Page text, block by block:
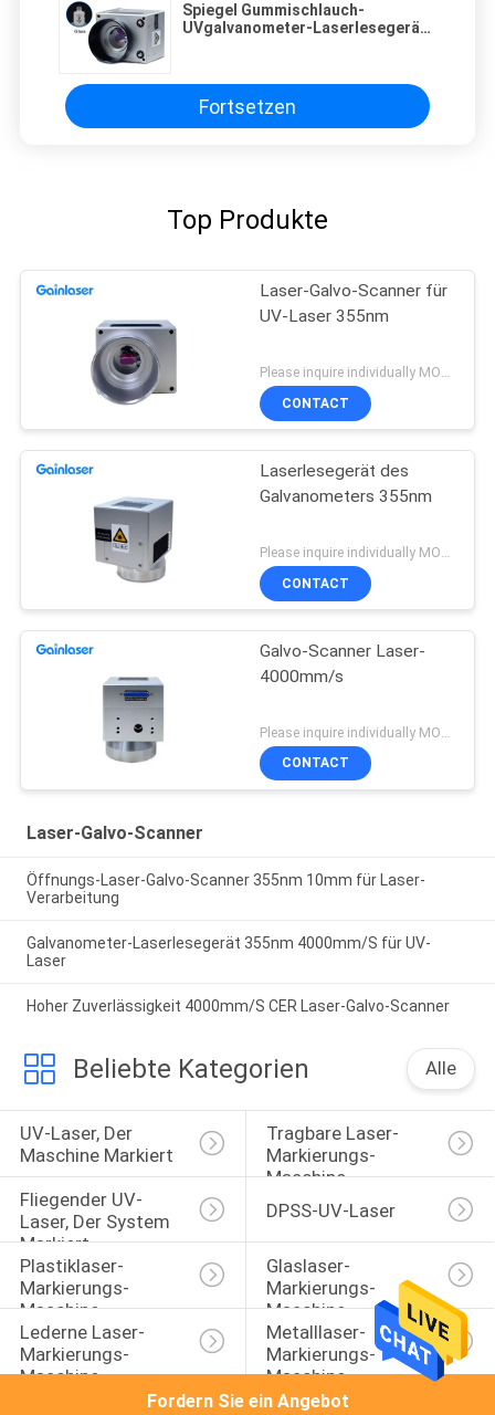
Spiegel Gummischlauch-
UVgalvanometer-Laserlesegerät-
Fortsetzen
Top Produkte
Laser-Galvo-Scanner für
UV-Laser 355nm
CONTACT
Laserlesegerät des
Galvanometers 355nm
CONTACT
Galvo-Scanner Laser-
4000mm/s
CONTACT
Laser-Galvo-Scanner
Öffnungs-Laser-Galvo-Scanner 355nm 10mm für Laser-
Verarbeitung
Galvanometer-Laserlesegerät 355nm 4000mm/S für UV-
Laser
Hoher Zuverlässigkeit 4000mm/S CER Laser-Galvo-Scanner
Beliebte Kategorien Alle
UV-Laser, Der
Maschine Markiert
Tragbare Laser-
Markierungs-
Maschine
Fliegender UV-
Laser, Der System
Markiert
DPSS-UV-Laser
Plastiklaser-
Markierungs-
Maschine
Glaslaser-
Markierungs-
Maschine
Lederne Laser-
Markierungs-
Maschine
Metalllaser-
Markierungs-
Maschine
Fordern Sie ein Angebot